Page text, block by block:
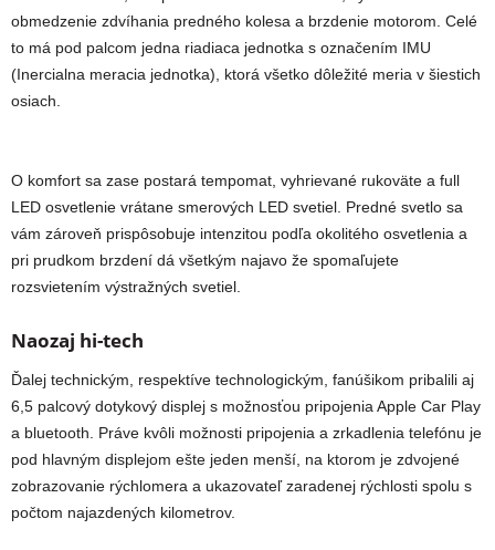
obmedzenie zdvíhania predného kolesa a brzdenie motorom. Celé
to má pod palcom jedna riadiaca jednotka s označením IMU
(Inercialna meracia jednotka), ktorá všetko dôležité meria v šiestich
osiach.
O komfort sa zase postará tempomat, vyhrievané rukoväte a full
LED osvetlenie vrátane smerových LED svetiel. Predné svetlo sa
vám zároveň prispôsobuje intenzitou podľa okolitého osvetlenia a
pri prudkom brzdení dá všetkým najavo že spomaľujete
rozsvietením výstražných svetiel.
Naozaj hi-tech
Ďalej technickým, respektíve technologickým, fanúšikom pribalili aj
6,5 palcový dotykový displej s možnosťou pripojenia Apple Car Play
a bluetooth. Práve kvôli možnosti pripojenia a zrkadlenia telefónu je
pod hlavným displejom ešte jeden menší, na ktorom je zdvojené
zobrazovanie rýchlomera a ukazovateľ zaradenej rýchlosti spolu s
počtom najazdených kilometrov.